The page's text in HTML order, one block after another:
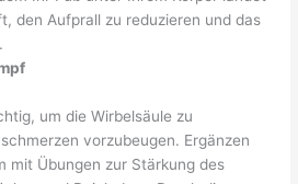
den Aufprall zu reduzieren und das
um die Wirbelsäule zu
vorzubeugen. Ergänzen
mit Übungen zur Stärkung des